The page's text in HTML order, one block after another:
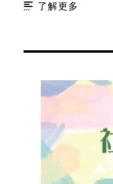
了解更多